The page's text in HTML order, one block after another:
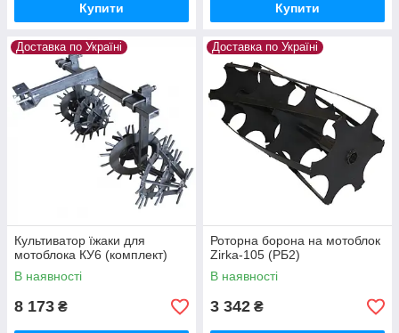
Купити Купити
Доставка по Україні
Культиватор їжаки для
мотоблока КУ6 (комплект)
В наявності
8 173 ₴
Доставка по Україні
Роторна борона на мотоблок
Zirka-105 (РБ2)
В наявності
3 342 ₴